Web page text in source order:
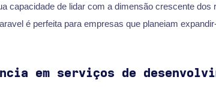
capacidade de lidar com a dimensão crescente dos
é perfeita para empresas que planeiam
em serviços de